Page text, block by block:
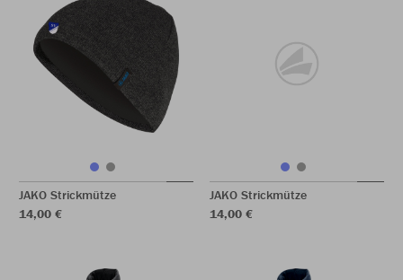
JAKO Strickmütze
14,00 €
JAKO Strickmütze
14,00 €